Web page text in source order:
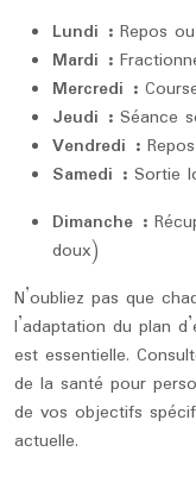
Lundi : Repos
Mardi :
Mercredi :
Jeudi : Séance
Vendredi :
Samedi : Sortie
Dimanche :
doux)
N’oubliez pas que
l’adaptation du plan
est essentielle.
de la santé pour
de vos objectifs
actuelle.